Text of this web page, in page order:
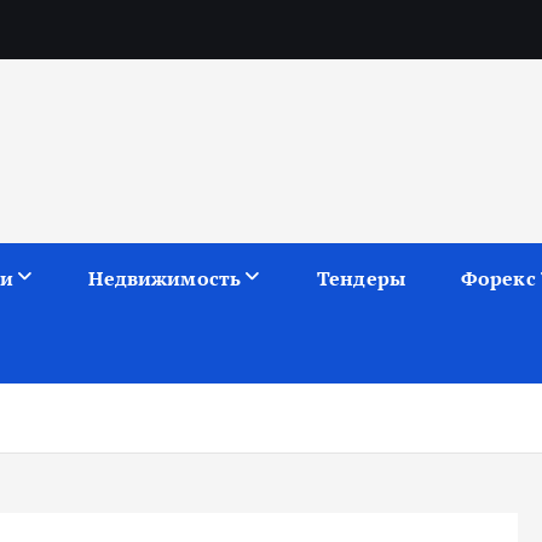
Недвижимость Тендеры Форекс